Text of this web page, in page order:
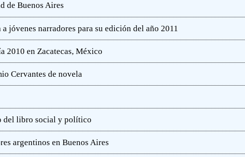
de Buenos Aires
jóvenes narradores para su edición del año 2011
2010 en Zacatecas, México
Cervantes de novela
del libro social y político
argentinos en Buenos Aires